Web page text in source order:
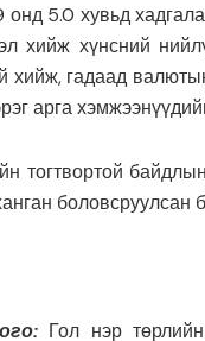
5.0 хувьд
хийж хүнсний
хийж, гадаад
арга
тогтвортой
боловсруулсан
Гол нэр